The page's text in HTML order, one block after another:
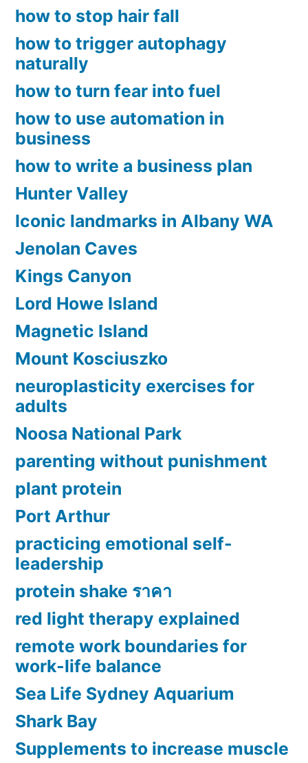
how to stop hair fall
how to trigger autophagy
naturally
how to turn fear into fuel
how to use automation in
business
how to write a business plan
Hunter Valley
Iconic landmarks in Albany WA
Jenolan Caves
Kings Canyon
Lord Howe Island
Magnetic Island
Mount Kosciuszko
neuroplasticity exercises for
adults
Noosa National Park
parenting without punishment
plant protein
Port Arthur
practicing emotional self-
leadership
protein shake ราคา
red light therapy explained
remote work boundaries for
work-life balance
Sea Life Sydney Aquarium
Shark Bay
Supplements to increase muscle